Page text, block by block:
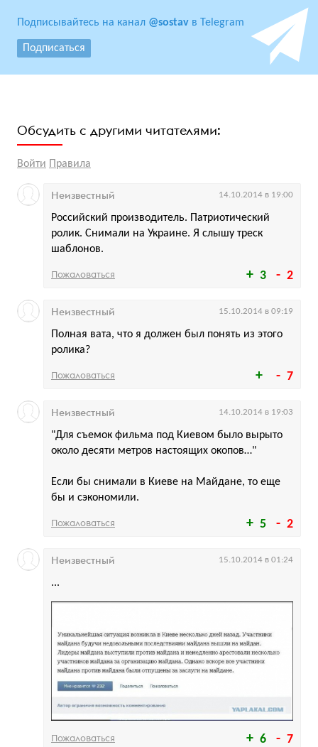
Подписывайтесь на канал @sostav в Telegram
Подписаться
Обсудить с другими читателями:
Войти Правила
3 2
Российский производитель. Патриотический
ролик. Снимали на Украине. Я слышу треск
шаблонов.
Неизвестный 14.10.2014 в 19:00
Пожаловаться
7
Полная вата, что я должен был понять из этого
ролика?
Неизвестный 15.10.2014 в 09:19
Пожаловаться
5 2
"Для съемок фильма под Киевом было вырыто
около десяти метров настоящих окопов…"
Если бы снимали в Киеве на Майдане, то еще
бы и сэкономили.
Неизвестный 14.10.2014 в 19:03
Пожаловаться
6 7
...
Неизвестный 15.10.2014 в 01:24
Пожаловаться